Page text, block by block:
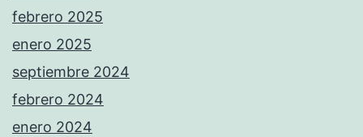
febrero 2025
enero 2025
septiembre 2024
febrero 2024
enero 2024